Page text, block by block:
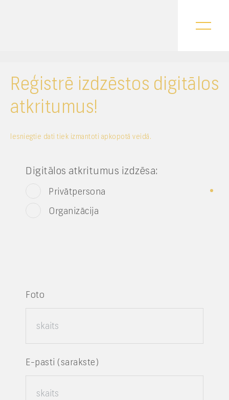
Reģistrē izdzēstos digitālos
atkritumus!
Iesniegtie dati tiek izmantoti apkopotā veidā.
Digitālos atkritumus izdzēsa:
Privātpersona
Organizācija
Foto
E-pasti (sarakste)